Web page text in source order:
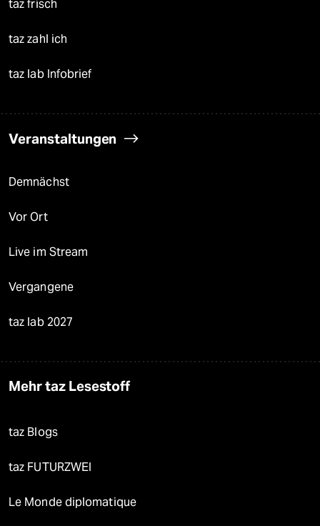
taz frisch
taz zahl ich
taz lab Infobrief
Veranstaltungen
Demnächst
Vor Ort
Live im Stream
Vergangene
taz lab 2027
Mehr taz Lesestoff
taz Blogs
taz FUTURZWEI
Le Monde diplomatique